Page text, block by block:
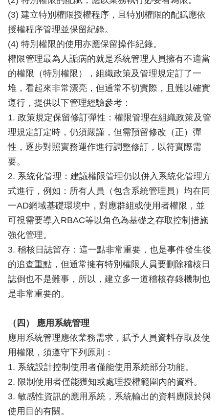
(3) 建立特別權限授權程序，且特別權限的配賦應依
授權程序管理並保留紀錄。
(4) 特別權限的使用亦應保留操作紀錄。
權限管理最為人詬病的就是系統管理人員擁有不適當
的權限（特別權限），組織政策及管理規定訂了一
堆，看起來非常漂亮，但通常不切實際，且難以確實
遵行，提供以下管理經驗參考：
1. 政策規定保留修訂彈性：權限管理在組織政策及管
理規定訂定時，仍須嚴謹，但需預留修改（正）彈
性，逐步對照實務運作進行調整修訂，以符實際需
要。
2. 系統化管理：建議權限管理仍以併入系統化管理方
式進行，例如：所有人員（包含系統管理員）均在同
一AD網域基礎環境中，對應群組或使用者權限，並
可視需要導入RBAC等以角色為基礎之存取控制措施
強化管理。
3. 稽核日誌留存：這一點非常重要，也是事件發生後
的追查重點，但通常擁有特別權限人員要刪除稽核日
誌倒也不是難事，所以，建立多一道稽核存錄機制也
是非常重要的。
（四） 應用系統管理
應用系統管理應依業務需求，賦予人員資料存取及使
用權限，須遵守下列原則：
1. 系統設計控制使用者僅能使用系統部分功能。
2. 限制使用者僅能獲知或處理授權範圍內的資料。
3. 敏感性資訊的應用系統，系統輸出的資料應限於與
使用目的有關。